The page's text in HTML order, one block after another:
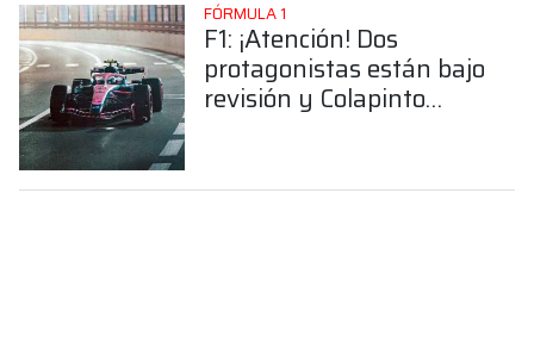
FÓRMULA 1
F1: ¡Atención! Dos
protagonistas están bajo
revisión y Colapinto